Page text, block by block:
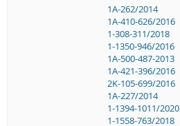
1A-262/2014
1A-410-626/2016
1-308-311/2018
1-1350-946/2016
1A-500-487-2013
1A-421-396/2016
2K-105-699/2016
1A-227/2014
1-1394-1011/2020
1-1558-763/2018